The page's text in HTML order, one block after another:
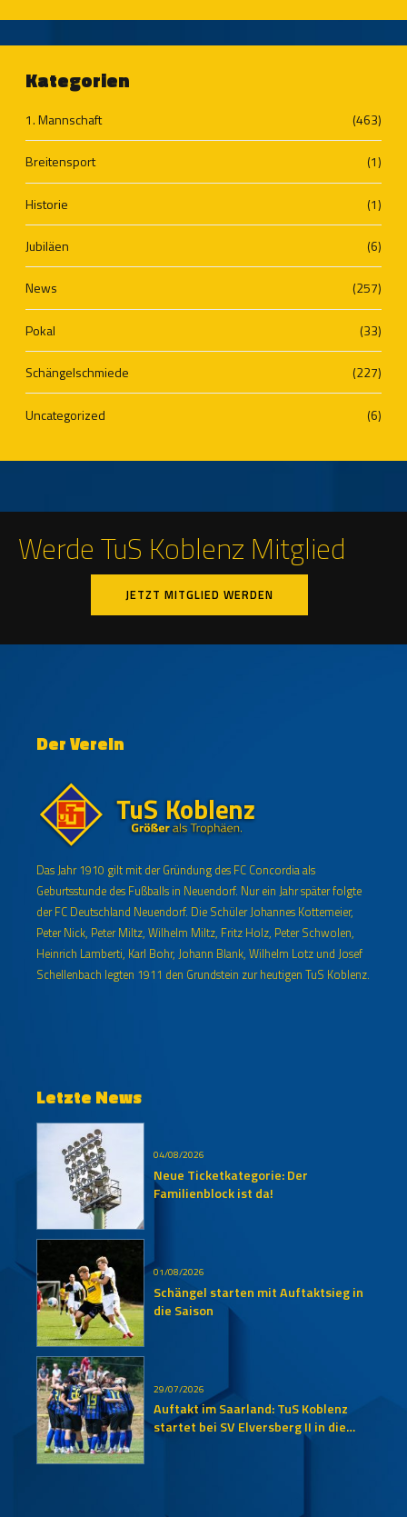
Kategorien
1. Mannschaft (463)
Breitensport (1)
Historie (1)
Jubiläen (6)
News (257)
Pokal (33)
Schängelschmiede (227)
Uncategorized (6)
Werde TuS Koblenz Mitglied
JETZT MITGLIED WERDEN
Der Verein
Das Jahr 1910 gilt mit der Gründung des FC Concordia als
Geburtsstunde des Fußballs in Neuendorf. Nur ein Jahr später folgte
der FC Deutschland Neuendorf. Die Schüler Johannes Kottemeier,
Peter Nick, Peter Miltz, Wilhelm Miltz, Fritz Holz, Peter Schwolen,
Heinrich Lamberti, Karl Bohr, Johann Blank, Wilhelm Lotz und Josef
Schellenbach legten 1911 den Grundstein zur heutigen TuS Koblenz.
Letzte News
04/08/2026
Neue Ticketkategorie: Der
Familienblock ist da!
01/08/2026
Schängel starten mit Auftaktsieg in
die Saison
29/07/2026
Auftakt im Saarland: TuS Koblenz
startet bei SV Elversberg II in die